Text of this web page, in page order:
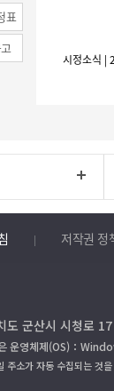
시정소식 |
표
저작권 정
도 군산시 시청로
운영체제(OS)：
주소가 자동 수집되는 것